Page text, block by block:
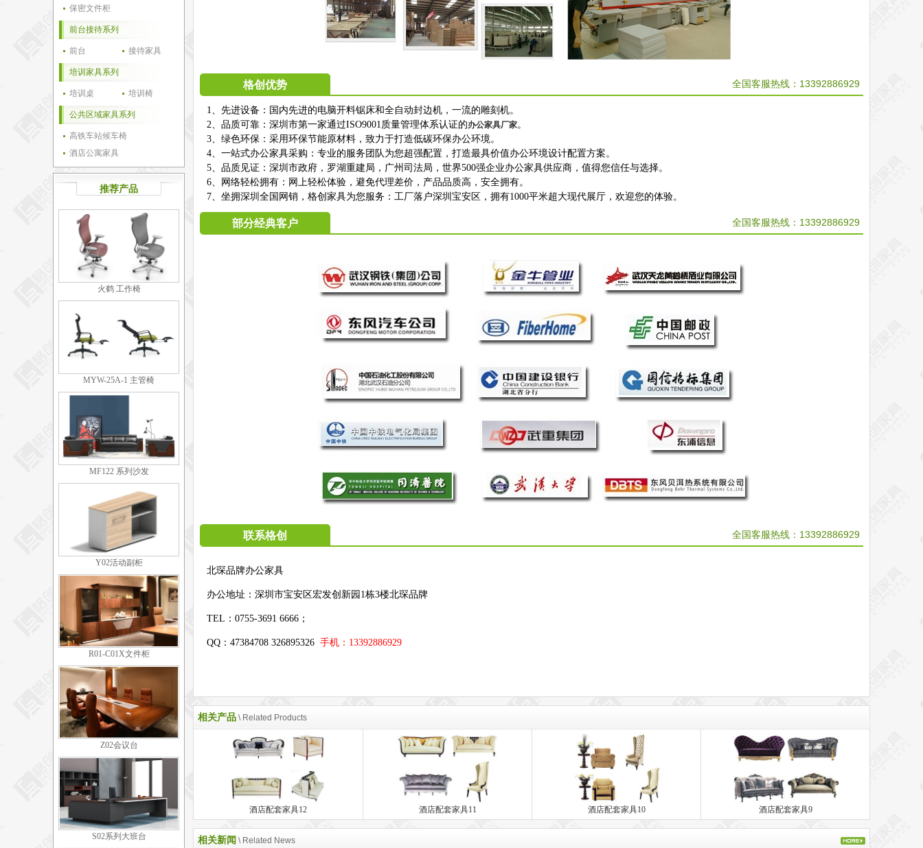
保密文件柜
前台接待系列
前台 接待家具
培训家具系列
培训桌 培训椅
公共区域家具系列
高铁车站候车椅
酒店公寓家具
推荐产品
火鹤 工作椅
MYW-25A-1 主管椅
MF122 系列沙发
Y02活动副柜
R01-C01X文件柜
Z02会议台
S02系列大班台
格创优势 全国客服热线：13392886929
1、先进设备：国内先进的电脑开料锯床和全自动封边机，一流的雕刻机。
2、品质可靠：深圳市第一家通过ISO9001质量管理体系认证的办公家具厂家。
3、绿色环保：采用环保节能原材料，致力于打造低碳环保办公环境。
4、一站式办公家具采购：专业的服务团队为您超强配置，打造最具价值办公环境设计配置方案。
5、品质见证：深圳市政府，罗湖重建局，广州司法局，世界500强企业办公家具供应商，值得您信任与选择。
6、网络轻松拥有：网上轻松体验，避免代理差价，产品品质高，安全拥有。
7、坐拥深圳全国网销，格创家具为您服务：工厂落户深圳宝安区，拥有1000平米超大现代展厅，欢迎您的体验。
部分经典客户 全国客服热线： 13392886929
联系格创 全国客服热线： 13392886929
北琛品牌办公家具
办公地址： 深圳市宝安区宏发创新园1栋3楼北琛品牌
TEL：0755-3691 6666；
QQ：47384708 326895326 手机：13392886929
相关产品 \ Related Products
酒店配套家具12 酒店配套家具11 酒店配套家具10 酒店配套家具9
相关新闻 \ Related News